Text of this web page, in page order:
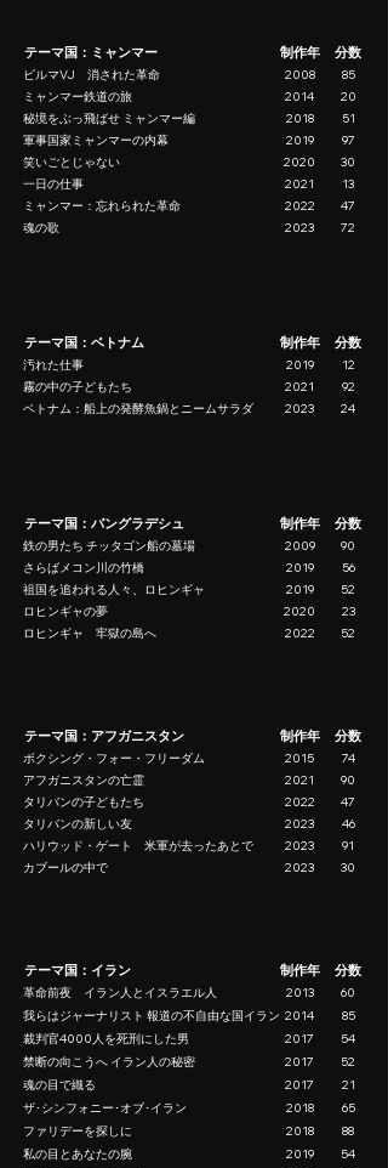
テーマ国：ミャンマー 制作年 分数
ビルマVJ 消された革命 2008
85
ミャンマー鉄道の旅
2014
20
秘境をぶっ飛ばせ ミャンマー編
2018
51
軍事国家ミャンマーの内幕
2019
97
笑いごとじゃない
2020
30
一日の仕事
2021
13
ミャンマー：忘れられた革命
2022
47
魂の歌
2023 72
テーマ国：ベトナム 制作年 分数
汚れた仕事 2019
12
霧の中の子どもたち
2021
92
ベトナム：船上の発酵魚鍋とニームサラダ
2023 24
テーマ国：バングラデシュ 制作年 分数
鉄の男たち チッタゴン船の墓場 2009
90
さらばメコン川の竹橋
2019
56
祖国を追われる人々、ロヒンギャ
2019
52
ロヒンギャの夢
2020
23
ロヒンギャ 牢獄の島へ
2022 52
テーマ国：アフガニスタン 制作年 分数
ボクシング・フォー・フリーダム 2015
74
アフガニスタンの亡霊
2021
90
タリバンの子どもたち
2022
47
タリバンの新しい友
2023
46
ハリウッド・ゲート 米軍が去ったあとで
2023
91
カブールの中で
2023 30
テーマ国：イラン 制作年 分数
革命前夜 イラン人とイスラエル人 2013
60
我らはジャーナリスト 報道の不自由な国イラン 2014
85
裁判官4000人を死刑にした男
2017
54
禁断の向こうへ イラン人の秘密
2017
52
魂の目で織る
2017
21
ザ･シンフォニー･オブ･イラン
2018
65
ファリデーを探しに
2018
88
私の目とあなたの腕
2019
54